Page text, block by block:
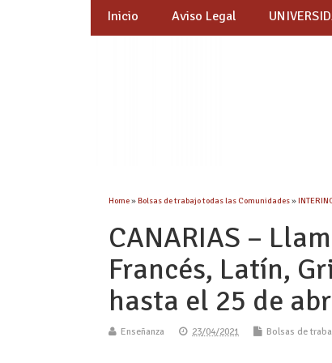
Inicio Aviso Legal
Home»Bolsas de trabajo todas las Comunidades»
CANARIAS –
Francés, Latín,
hasta el 25 de
Enseñanza 23/04/2021 Bolsas de